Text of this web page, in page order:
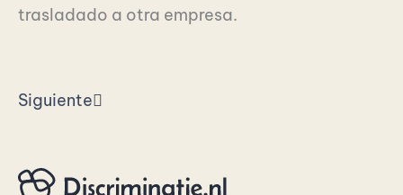
trasladado a otra empresa.
Siguiente